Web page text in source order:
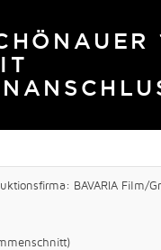
BAVARIA Film/